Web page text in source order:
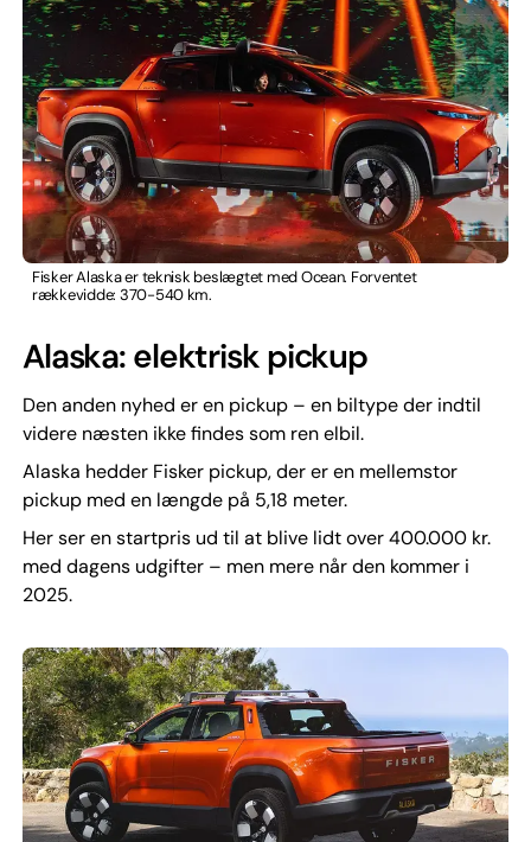
Fisker Alaska er teknisk beslægtet med Ocean. Forventet
rækkevidde: 370-540 km.
Alaska: elektrisk pickup
Den anden nyhed er en pickup – en biltype der indtil
videre næsten ikke findes som ren elbil.
Alaska hedder Fisker pickup, der er en mellemstor
pickup med en længde på 5,18 meter.
Her ser en startpris ud til at blive lidt over 400.000 kr.
med dagens udgifter – men mere når den kommer i
2025.